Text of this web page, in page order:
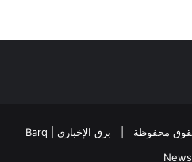
برق الإخباري | Barq
News